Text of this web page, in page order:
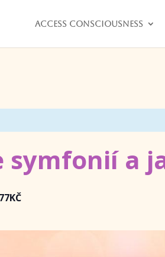
Access consciousness
a